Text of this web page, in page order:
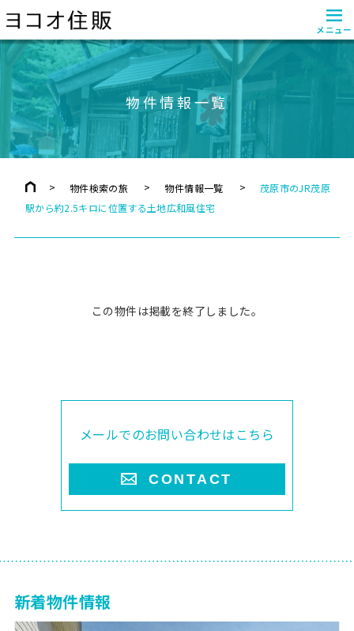
≡
メニュー
物件情報一覧
物件検索の旅 物件情報一覧
茂原市のJR茂原
駅から約2.5キロに位置する土地広和風住宅
この物件は掲載を終了しました。
メールでのお問い合わせはこちら
CONTACT
新着物件情報